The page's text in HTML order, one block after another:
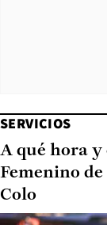
SERVICIOS
A qué hora y
Femenino
Colo